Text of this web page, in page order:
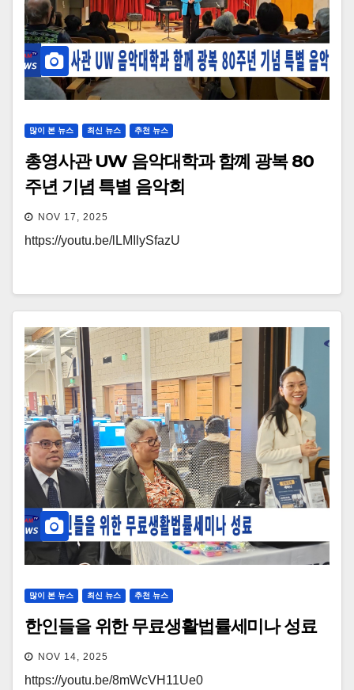
많이 본 뉴스 최신 뉴스 추천 뉴스
총영사관 UW 음악대학과 함꼐 광복 80
주년 기념 특별 음악회
NOV 17, 2025
https://youtu.be/lLMIlySfazU
많이 본 뉴스 최신 뉴스 추천 뉴스
한인들을 위한 무료생활법률세미나 성료
NOV 14, 2025
https://youtu.be/8mWcVH11Ue0